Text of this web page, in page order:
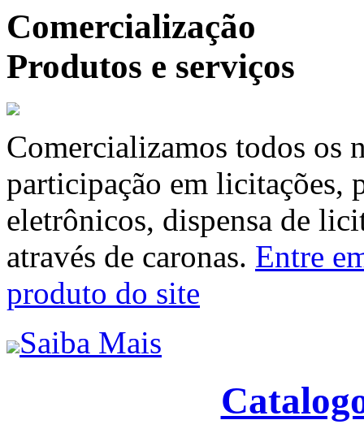
Comercialização
Produtos e serviços
Comercializamos todos os
participação em licitações,
eletrônicos, dispensa de
através de caronas. Entre
produto do site
Saiba Mais